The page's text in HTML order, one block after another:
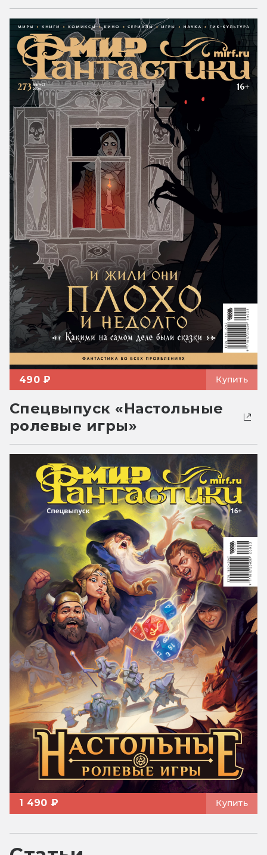
490 ₽ Купить
Спецвыпуск «Настольные
ролевые игры»
1 490 ₽ Купить